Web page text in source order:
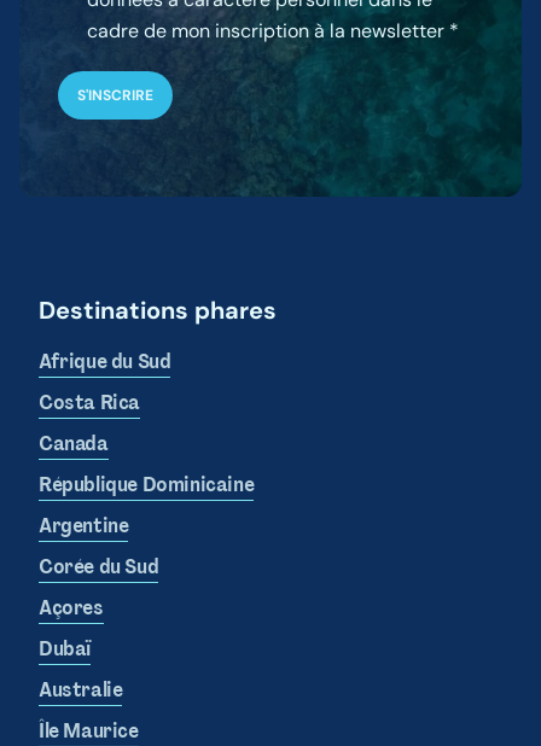
cadre de mon inscription à la newsletter
Destinations phares
Afrique du Sud
Costa Rica
Canada
République Dominicaine
Argentine
Corée du Sud
Açores
Dubaï
Australie
Île Maurice